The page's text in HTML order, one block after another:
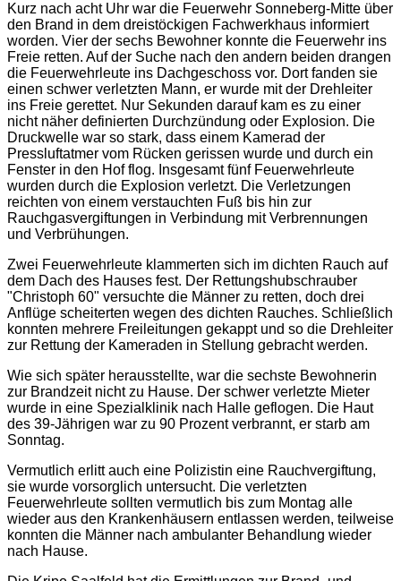
Kurz nach acht Uhr war die Feuerwehr Sonneberg-Mitte über
den Brand in dem dreistöckigen Fachwerkhaus informiert
worden. Vier der sechs Bewohner konnte die Feuerwehr ins
Freie retten. Auf der Suche nach den andern beiden drangen
die Feuerwehrleute ins Dachgeschoss vor. Dort fanden sie
einen schwer verletzten Mann, er wurde mit der Drehleiter
ins Freie gerettet. Nur Sekunden darauf kam es zu einer
nicht näher definierten Durchzündung oder Explosion. Die
Druckwelle war so stark, dass einem Kamerad der
Pressluftatmer vom Rücken gerissen wurde und durch ein
Fenster in den Hof flog. Insgesamt fünf Feuerwehrleute
wurden durch die Explosion verletzt. Die Verletzungen
reichten von einem verstauchten Fuß bis hin zur
Rauchgasvergiftungen in Verbindung mit Verbrennungen
und Verbrühungen.
Zwei Feuerwehrleute klammerten sich im dichten Rauch auf
dem Dach des Hauses fest. Der Rettungshubschrauber
"Christoph 60" versuchte die Männer zu retten, doch drei
Anflüge scheiterten wegen des dichten Rauches. Schließlich
konnten mehrere Freileitungen gekappt und so die Drehleiter
zur Rettung der Kameraden in Stellung gebracht werden.
Wie sich später herausstellte, war die sechste Bewohnerin
zur Brandzeit nicht zu Hause. Der schwer verletzte Mieter
wurde in eine Spezialklinik nach Halle geflogen. Die Haut
des 39-Jährigen war zu 90 Prozent verbrannt, er starb am
Sonntag.
Vermutlich erlitt auch eine Polizistin eine Rauchvergiftung,
sie wurde vorsorglich untersucht. Die verletzten
Feuerwehrleute sollten vermutlich bis zum Montag alle
wieder aus den Krankenhäusern entlassen werden, teilweise
konnten die Männer nach ambulanter Behandlung wieder
nach Hause.